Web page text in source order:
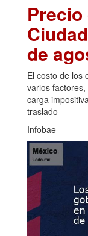
de
El costo de los
varios
carga
traslado
Infobae